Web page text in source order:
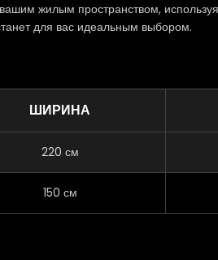
жилым пространством,
для вас идеальным выбором.
ШИРИНА
220 см
150 см